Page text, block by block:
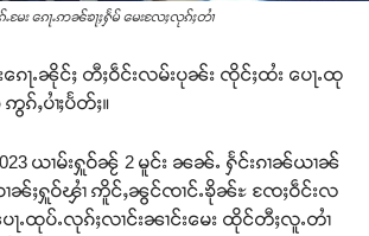
မႄး ၵေႃႉဢၼ်ၶႃႈႁႅမ် မေးလႄႈလုၵ်ႈတၢႆ
ေႃႉၼိုင်ႈ တီႈဝဵင်းလမ်းပုၼ်း ၸိုင်ႈထႆး ပေႃႉထု
ၵ်ႇပၢႆႈပႅတ်ႈ။
ယၢမ်းႁူဝ်ၼႂ် 2 မူင်း ၼၼ်ႉ ႁႅင်းၵၢၼ်ယၢၼ်
ဝၢၼ်ႈႁူဝ်ၾၢႆ ဢိူင်ႇၼွင်ၸၢင်ႉၶိုၼ်ႊ ၸႄႈဝဵင်းလ
ႃႉထုပ်ႉလုၵ်ႈလၢင်းၼၢင်းမေး ထိုင်တီႈလူႉတၢႆ